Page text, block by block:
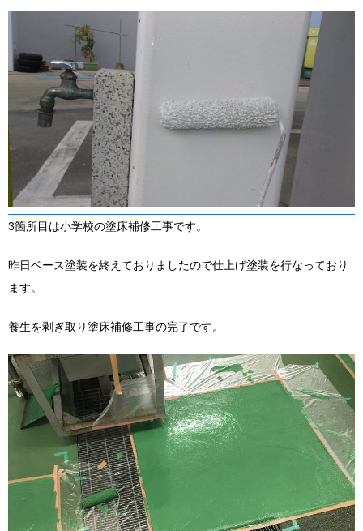
3箇所目は小学校の塗床補修工事です。
昨日ベース塗装を終えておりましたので仕上げ塗装を行なっており
ます。
養生を剥ぎ取り塗床補修工事の完了です。